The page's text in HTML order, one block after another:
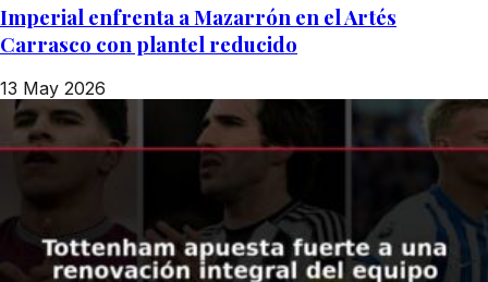
Imperial enfrenta a Mazarrón en el Artés
Carrasco con plantel reducido
13 May 2026